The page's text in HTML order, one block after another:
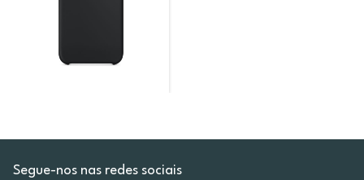
Segue-nos nas redes sociais